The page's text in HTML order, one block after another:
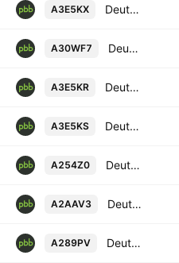
A3E5KX Deutsche Pfandbriefbank AG 0.475% 11-OCT-2028
A30WF7 Deutsche Pfandbriefbank AG 4.25% 31-JAN-2033
A3E5KR Deutsche Pfandbriefbank AG 0.26% 10-SEP-2027
A3E5KS Deutsche Pfandbriefbank AG 0.64% 10-SEP-2030
A254Z0 Deutsche Pfandbriefbank AG 0.94% 14-JUN-2027
A2AAV3 Deutsche Pfandbriefbank AG 4.12% 03-NOV-2031
A289PV Deutsche Pfandbriefbank AG 0.5% 18-NOV-2030